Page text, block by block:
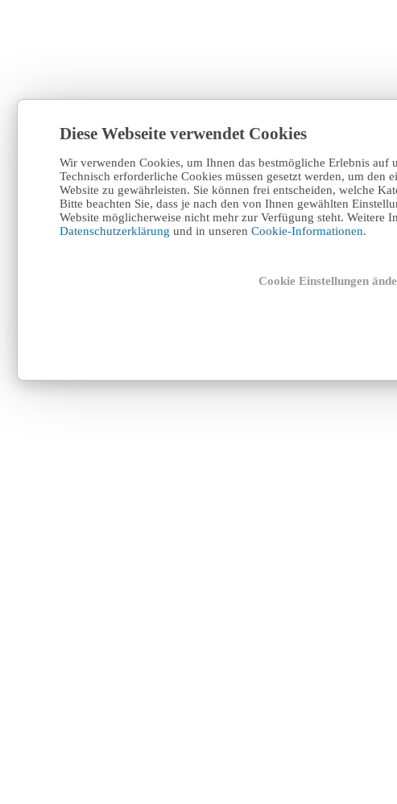
Diese Webseite verwendet Cookies
Wir verwenden Cookies, um Ihnen das bestmögliche Erlebnis auf
Technisch erforderliche Cookies müssen gesetzt werden, um den
Website zu gewährleisten. Sie können frei entscheiden, welche
Bitte beachten Sie, dass je nach den von Ihnen gewählten
Website möglicherweise nicht mehr zur Verfügung steht. Weitere
Datenschutzerklärung und in unseren Cookie-Informationen.
Cookie Einstellungen